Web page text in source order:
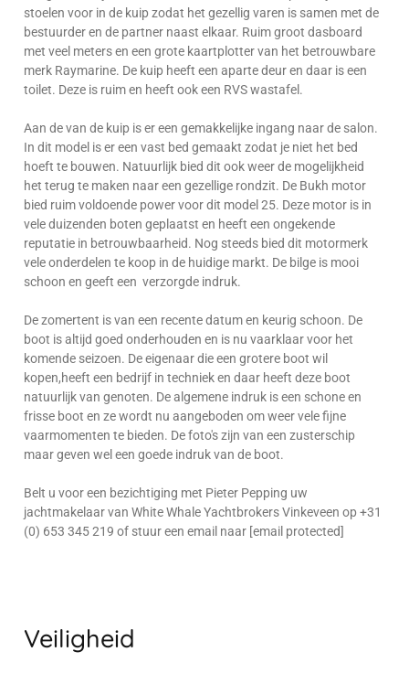
stoelen voor in de kuip zodat het gezellig varen is samen met de
bestuurder en de partner naast elkaar. Ruim groot dasboard
met veel meters en een grote kaartplotter van het betrouwbare
merk Raymarine. De kuip heeft een aparte deur en daar is een
toilet. Deze is ruim en heeft ook een RVS wastafel.
Aan de van de kuip is er een gemakkelijke ingang naar de salon.
In dit model is er een vast bed gemaakt zodat je niet het bed
hoeft te bouwen. Natuurlijk bied dit ook weer de mogelijkheid
het terug te maken naar een gezellige rondzit. De Bukh motor
bied ruim voldoende power voor dit model 25. Deze motor is in
vele duizenden boten geplaatst en heeft een ongekende
reputatie in betrouwbaarheid. Nog steeds bied dit motormerk
vele onderdelen te koop in de huidige markt. De bilge is mooi
schoon en geeft een verzorgde indruk.
De zomertent is van een recente datum en keurig schoon. De
boot is altijd goed onderhouden en is nu vaarklaar voor het
komende seizoen. De eigenaar die een grotere boot wil
kopen,heeft een bedrijf in techniek en daar heeft deze boot
natuurlijk van genoten. De algemene indruk is een schone en
frisse boot en ze wordt nu aangeboden om weer vele fijne
vaarmomenten te bieden. De foto's zijn van een zusterschip
maar geven wel een goede indruk van de boot.
Belt u voor een bezichtiging met Pieter Pepping uw
jachtmakelaar van White Whale Yachtbrokers Vinkeveen op +31
(0) 653 345 219 of stuur een email naar [email protected]
Veiligheid